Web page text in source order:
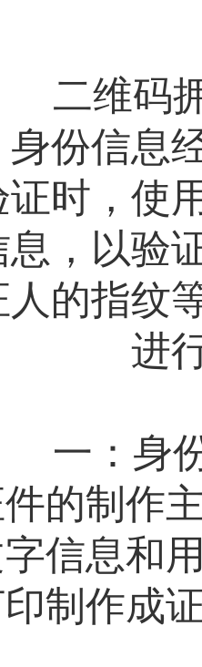
拥有
份信息
证时，使
息，以验
人的指纹
进
份信息
的制作
信息和
制作成